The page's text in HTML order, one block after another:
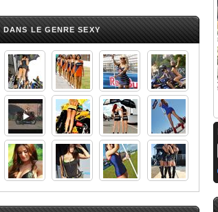
DANS LE GENRE SEXY